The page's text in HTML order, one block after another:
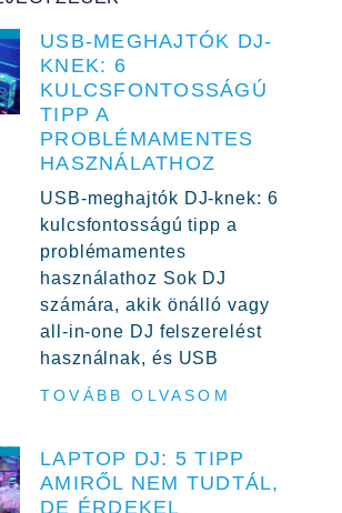
USB-MEGHAJTÓK DJ-
KNEK: 6
KULCSFONTOSSÁGÚ
TIPP A
PROBLÉMAMENTES
HASZNÁLATHOZ
USB-meghajtók DJ-knek: 6
kulcsfontosságú tipp a
problémamentes
használathoz Sok DJ
számára, akik önálló vagy
all-in-one DJ felszerelést
használnak, és USB
TOVÁBB OLVASOM
LAPTOP DJ: 5 TIPP
AMIRŐL NEM TUDTÁL,
DE ÉRDEKEL